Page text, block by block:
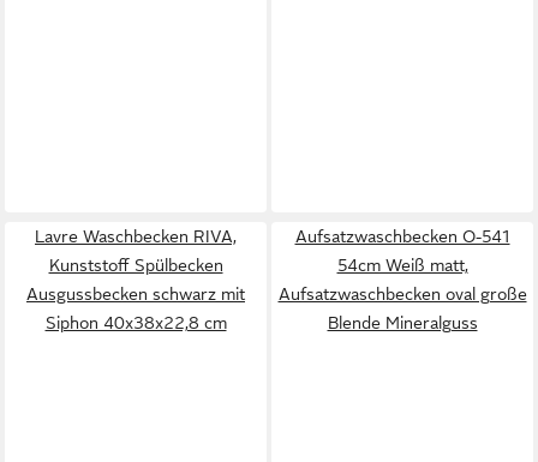
Lavre Waschbecken RIVA,
Kunststoff Spülbecken
Ausgussbecken schwarz mit
Siphon 40x38x22,8 cm
Aufsatzwaschbecken O-541
54cm Weiß matt,
Aufsatzwaschbecken oval große
Blende Mineralguss